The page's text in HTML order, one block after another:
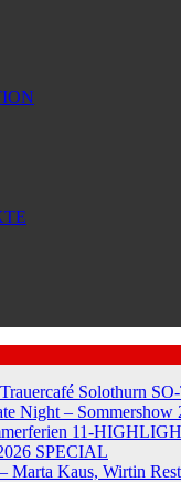
Solothurn
Night – Sommershow
11-
SPECIAL
Marta Kaus, Wirtin